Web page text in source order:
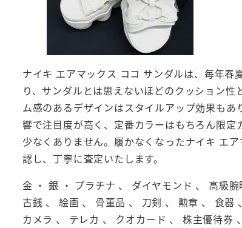
ナイキ エアマックス ココ サンダルは、毎年春
り、サンダルとは思えないほどのクッション
ム感のあるデザインはスタイルアップ効果も
響で注目度が高く、定番カラーはもちろん限
少なくありません。履かなくなったナイキ エ
認し、丁寧に査定いたします。
金 ・ 銀 ・ プラチナ 、 ダイヤモンド 、 高級腕
古銭 、 絵画 、 骨董品 、 刀剣 、 勲章 、 食器
カメラ 、 テレカ 、 クオカード 、 株主優待券